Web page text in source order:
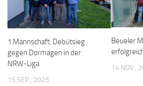
Satzung
Datenschutzordnung
En passant
BKV
1.Mannschaft: Debütsieg
gegen Dormagen in der
NRW-Liga
15 SEP., 2025
Beueler
14 NOV.,